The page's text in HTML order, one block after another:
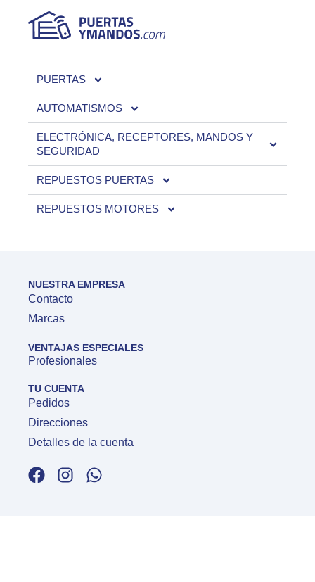
PUERTAS
AUTOMATISMOS
ELECTRÓNICA, RECEPTORES, MANDOS Y
SEGURIDAD
REPUESTOS PUERTAS
REPUESTOS MOTORES
NUESTRA EMPRESA
Contacto
Marcas
VENTAJAS ESPECIALES
Profesionales
TU CUENTA
Pedidos
Direcciones
Detalles de la cuenta